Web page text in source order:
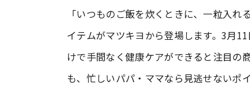
#渡邊大地の令和的ワーパパ道 #
「いつものご飯を炊くときに、一粒入
イテムがマツキヨから登場します。3月
けで手間なく健康ケアができると注目の
も、忙しいパパ・ママなら見逃せないポイ